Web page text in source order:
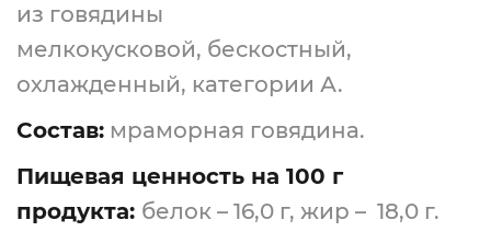
из говядины
мелкокусковой, бескостный,
охлажденный, категории А.
Состав: мраморная говядина.
Пищевая ценность на 100 г
продукта: белок – 16,0 г, жир – 18,0 г.